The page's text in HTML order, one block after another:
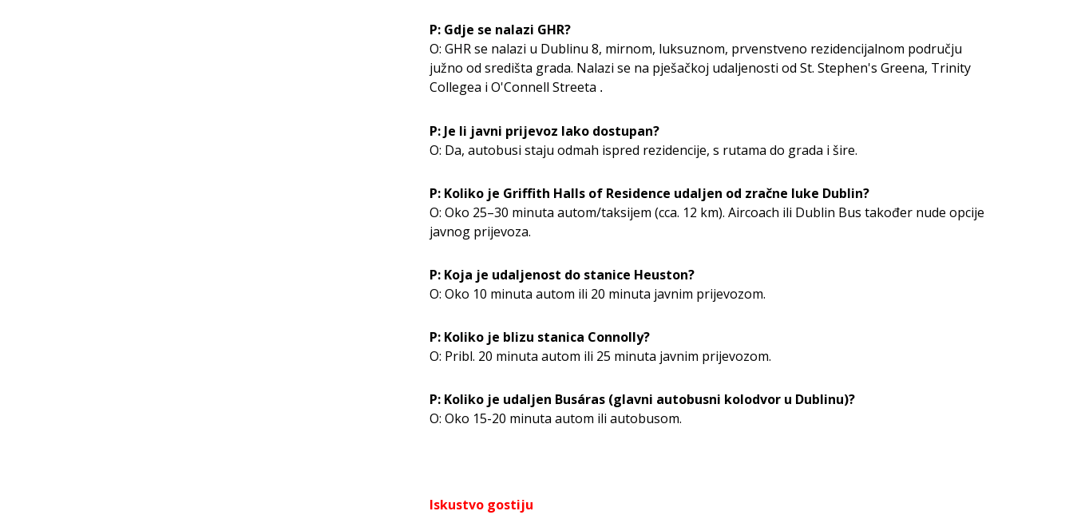
P: Gdje se nalazi GHR?
O: GHR se nalazi u Dublinu 8, mirnom, luksuznom, prvenstveno rezidencijalnom području
južno od središta grada. Nalazi se na pješačkoj udaljenosti od St. Stephen's Greena, Trinity
Collegea i O'Connell Streeta .
P: Je li javni prijevoz lako dostupan?
O: Da, autobusi staju odmah ispred rezidencije, s rutama do grada i šire.
P: Koliko je Griffith Halls of Residence udaljen od zračne luke Dublin?
O: Oko 25–30 minuta autom/taksijem (cca. 12 km). Aircoach ili Dublin Bus također nude opcije
javnog prijevoza.
P: Koja je udaljenost do stanice Heuston?
O: Oko 10 minuta autom ili 20 minuta javnim prijevozom.
P: Koliko je blizu stanica Connolly?
O: Pribl. 20 minuta autom ili 25 minuta javnim prijevozom.
P: Koliko je udaljen Busáras (glavni autobusni kolodvor u Dublinu)?
O: Oko 15-20 minuta autom ili autobusom.
Iskustvo gostiju